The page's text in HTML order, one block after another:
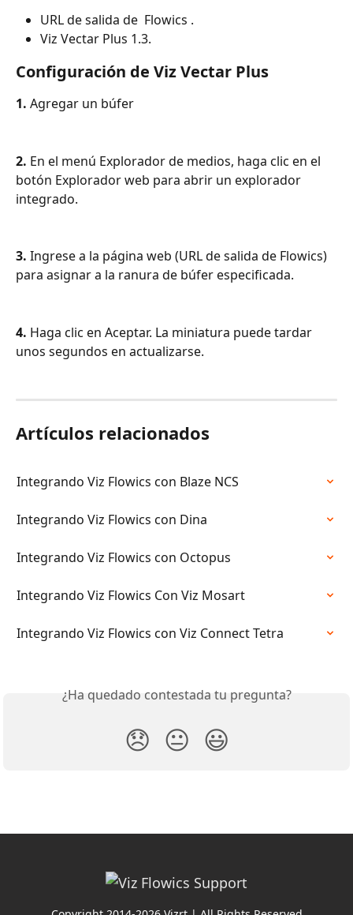
URL de salida de  Flowics .
Viz Vectar Plus 1.3.
Configuración de Viz Vectar Plus
1. Agregar un búfer
2. En el menú Explorador de medios, haga clic en el
botón Explorador web para abrir un explorador
integrado.
3. Ingrese a la página web (URL de salida de Flowics)
para asignar a la ranura de búfer especificada.
4. Haga clic en Aceptar. La miniatura puede tardar
unos segundos en actualizarse.
Artículos relacionados
Integrando Viz Flowics con Blaze NCS
Integrando Viz Flowics con Dina
Integrando Viz Flowics con Octopus
Integrando Viz Flowics Con Viz Mosart
Integrando Viz Flowics con Viz Connect Tetra
¿Ha quedado contestada tu pregunta?
😞 😐 😃